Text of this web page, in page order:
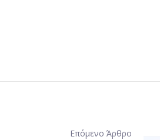
Επόμενο Άρθρο